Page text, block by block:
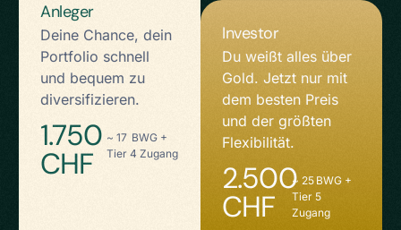
Anleger
Deine Chance, dein
Portfolio schnell
und bequem zu
diversifizieren.
1.750
CHF
~ 17 BWG +
Tier 4 Zugang
Investor
Du weißt alles über
Gold. Jetzt nur mit
dem besten Preis
und der größten
Flexibilität.
2.500
CHF
~ 25 BWG +
Tier 5
Zugang